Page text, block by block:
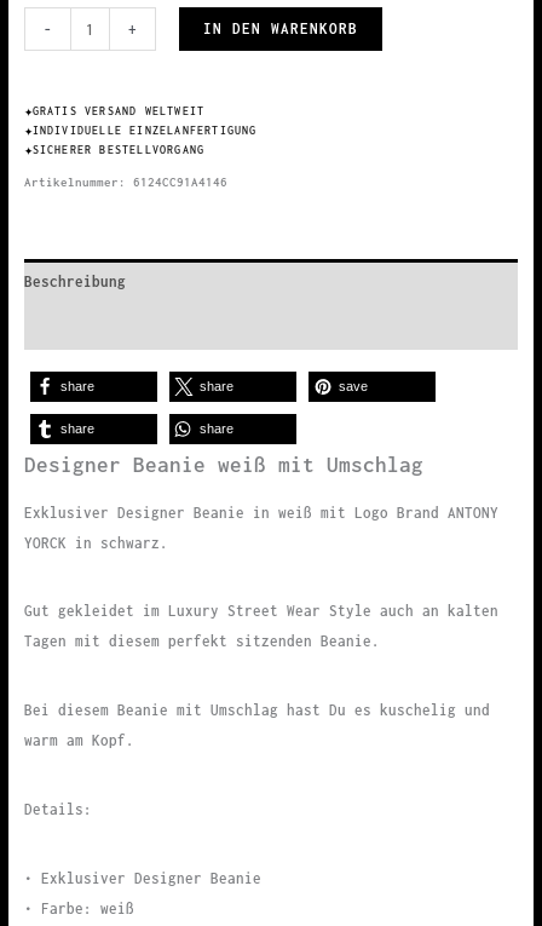
-
Designer
Beanie
mit
Umschlag
+ IN DEN WARENKORB
✦GRATIS VERSAND WELTWEIT
✦INDIVIDUELLE EINZELANFERTIGUNG
✦SICHERER BESTELLVORGANG
Artikelnummer: 6124CC91A4146
Beschreibung
share share save
share share
Designer Beanie weiß mit Umschlag
Exklusiver Designer Beanie in weiß mit Logo Brand ANTONY
YORCK in schwarz.
Gut gekleidet im Luxury Street Wear Style auch an kalten
Tagen mit diesem perfekt sitzenden Beanie.
Bei diesem Beanie mit Umschlag hast Du es kuschelig und
warm am Kopf.
Details:
• Exklusiver Designer Beanie
• Farbe: weiß